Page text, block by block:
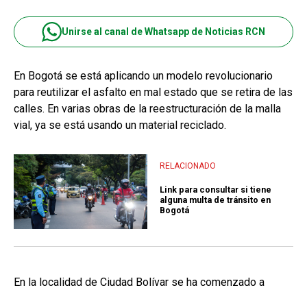
Unirse al canal de Whatsapp de Noticias RCN
En Bogotá se está aplicando un modelo revolucionario
para reutilizar el asfalto en mal estado que se retira de las
calles. En varias obras de la reestructuración de la malla
vial, ya se está usando un material reciclado.
RELACIONADO
Link para consultar si tiene
alguna multa de tránsito en
Bogotá
En la localidad de Ciudad Bolívar se ha comenzado a